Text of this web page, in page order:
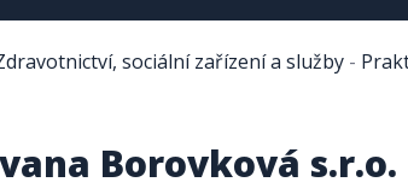
sociální zařízení a služby -
Borovková s.r.o.